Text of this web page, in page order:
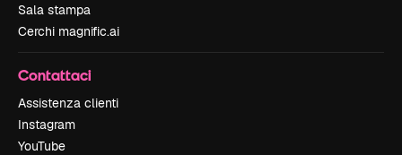
Sala stampa
Cerchi magnific.ai
Contattaci
Assistenza clienti
Instagram
YouTube